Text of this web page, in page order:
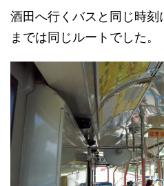
酒田へ行くバスと同じ時
までは同じルートでした。